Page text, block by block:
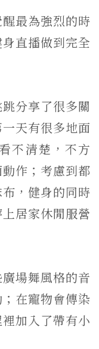
最為強烈的時
直播做到完全
分享了很多關
天有很多地面
不清楚，不方
作；考慮到都
，健身的同時
居家休閒服營
場舞風格的音
在寵物會傳染
加入了帶有小